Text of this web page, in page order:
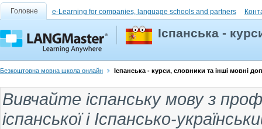
Головне e-Learning for companies, language schools and partners
Іспанська -
Безкоштовна мовна школа онлайн Іспанська - курси, словники та інші мовні
Вивчайте іспанську мовуз
іспанськоїі Іспансько-